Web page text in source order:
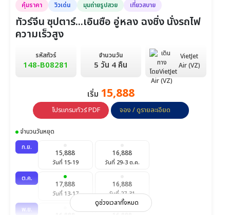
18,999
วันที่ 27-2 ธ.ค.
ธ.ค.
21,999
25,999
วันที่ 1-6
17,999
วันที่ 8-13
19,999
วันที่ 15-20
18,999
วันที่ 12-17
19,999
คุ้มราคา วิวเด่น มุมถ่ายรูปสวย เที่ยวสบาย
ทัวร์จีน ซุปตาร์...เอินซือ อู่หลง ฉงชิ่ง นั่งรถไฟ
ความเร็วสูง
รหัสทัวร์
148-B08281
จำนวนวัน
5 วัน 4 คืน
VietJet
Air (VZ)
เริ่ม 15,888
โปรแกรมทัวร์ PDF จอง / ดูรายละเอียด
จำนวนวันหยุด
ก.ย.
15,888
วันที่ 15-19
16,888
วันที่ 29-3 ต.ค.
ต.ค.
17,888
วันที่ 13-17
16,888
วันที่ 27-31
พ.ย.
ดูช่วงเวลาทั้งหมด